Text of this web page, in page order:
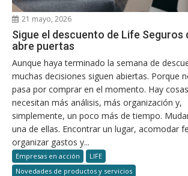
21 mayo, 2026
Sigue el descuento de Life Seguros
abre puertas
Aunque haya terminado la semana de
muchas decisiones siguen abiertas. Porque
pasa por comprar en el momento. Hay
necesitan más análisis, más organización y,
simplemente, un poco más de tiempo.
una de ellas. Encontrar un lugar, acomodar
organizar gastos y...
Empresas en acción
LIFE
Novedades de productos y servicios